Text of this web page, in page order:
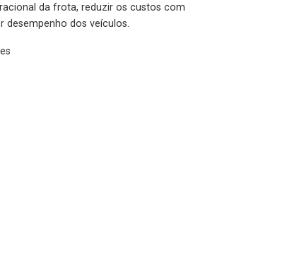
da frota, reduzir os custos com
desempenho dos veículos.